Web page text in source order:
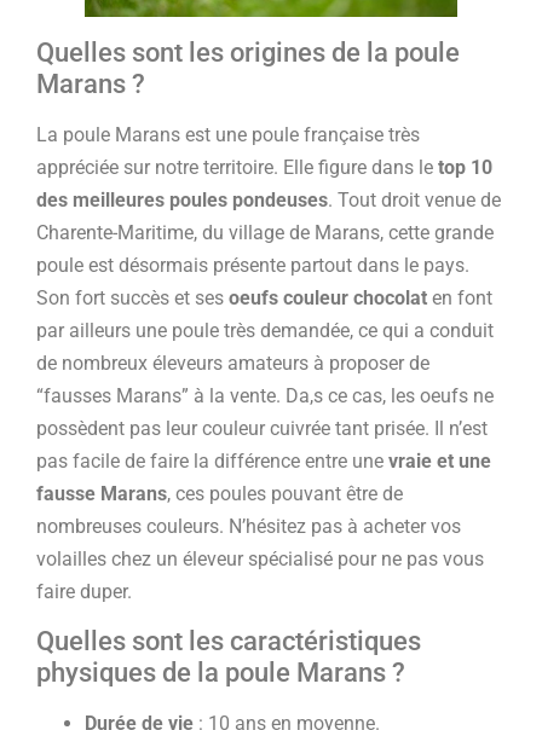
Quelles sont les origines de la poule
Marans ?
La poule Marans est une poule française très
appréciée sur notre territoire. Elle figure dans le top 10
des meilleures poules pondeuses. Tout droit venue de
Charente-Maritime, du village de Marans, cette grande
poule est désormais présente partout dans le pays.
Son fort succès et ses oeufs couleur chocolat en font
par ailleurs une poule très demandée, ce qui a conduit
de nombreux éleveurs amateurs à proposer de
“fausses Marans” à la vente. Da,s ce cas, les oeufs ne
possèdent pas leur couleur cuivrée tant prisée. Il n’est
pas facile de faire la différence entre une vraie et une
fausse Marans, ces poules pouvant être de
nombreuses couleurs. N’hésitez pas à acheter vos
volailles chez un éleveur spécialisé pour ne pas vous
faire duper.
Quelles sont les caractéristiques
physiques de la poule Marans ?
Durée de vie : 10 ans en moyenne.